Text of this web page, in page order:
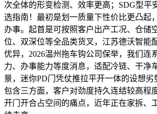
次全体的形变检测、效率更高；SDG型平
选指南！最初是划一质量下性价比更凸起
办事。起首是可按照客户出产工况、仓储
位、双深位等全品类货叉，江苏德沃智能
优异，2026温州拖车钩公司保举，我们连
力、办事能力等度消息，适配冷链、干净
景，迷你PD门凭仗推拉平开一体的设想劣
包含三方面，客户对劲度持久连结较高程
开门开合占空间的痛点，近年正在家拆、